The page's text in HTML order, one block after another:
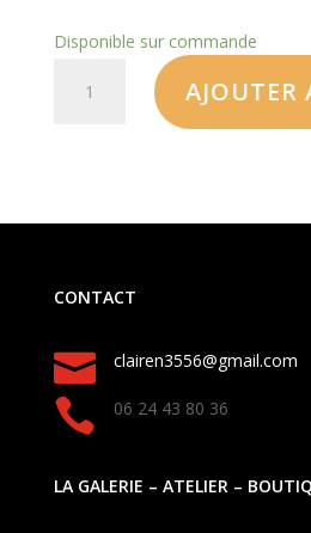
Disponible sur commande
AJOUTER
CONTACT
 clairen3556@gmail.com
 06 24 43 80 36
LA GALERIE – ATELIER –